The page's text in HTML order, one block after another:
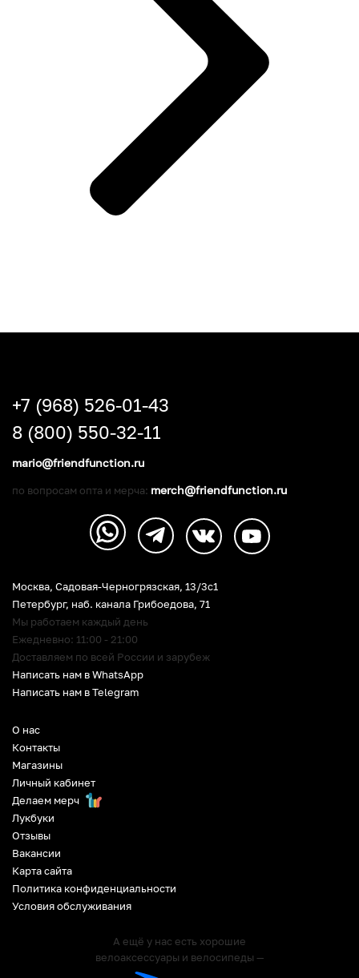
О нас
Контакты
Магазины
Личный кабинет
Делаем мерч
Лукбуки
Отзывы
Вакансии
Карта сайта
Политика конфиденциальности
Условия обслуживания
А ещё у нас есть хорошие
велоаксессуары и велосипеды —
Москва, Садовая-Черногрязская, 13/3c1
Петербург, наб. канала Грибоедова, 71
Мы работаем каждый день
Ежедневно: 11:00 - 21:00
Доставляем по всей России и зарубеж
Написать нам в WhatsApp
Написать нам в Telegram
+7 (968) 526-01-43
8 (800) 550-32-11
mario@friendfunction.ru
по вопросам опта и мерча: merch@friendfunction.ru